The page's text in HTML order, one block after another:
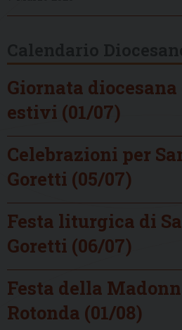
Giornata
estivi (01/07)
Celebrazioni per
Goretti (05/07)
Festa liturgica di
Goretti (06/07)
Festa della
Rotonda (01/08)